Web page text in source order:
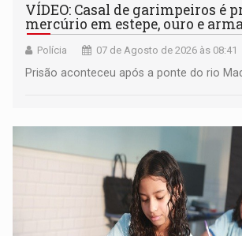
VÍDEO: Casal de garimpeiros é
mercúrio em estepe, ouro e
Polícia 07 de Agosto de 2026 às 08:41
Prisão aconteceu após a ponte do rio